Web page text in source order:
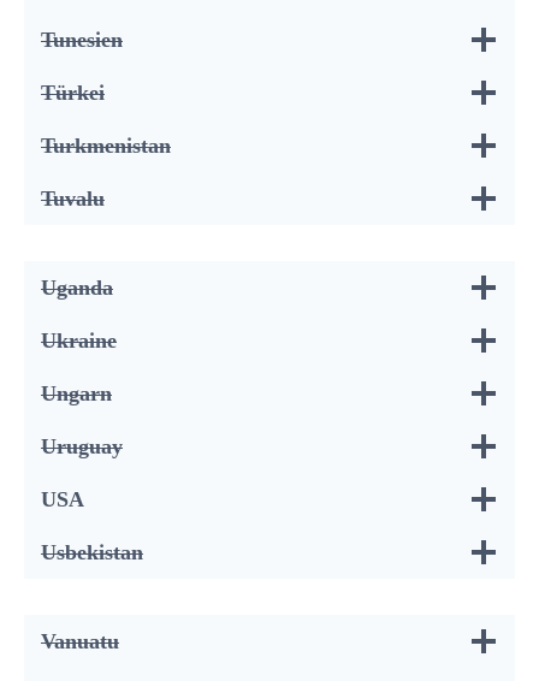
Tunesien
Türkei
Turkmenistan
Tuvalu
Uganda
Ukraine
Ungarn
Uruguay
USA
Usbekistan
Vanuatu